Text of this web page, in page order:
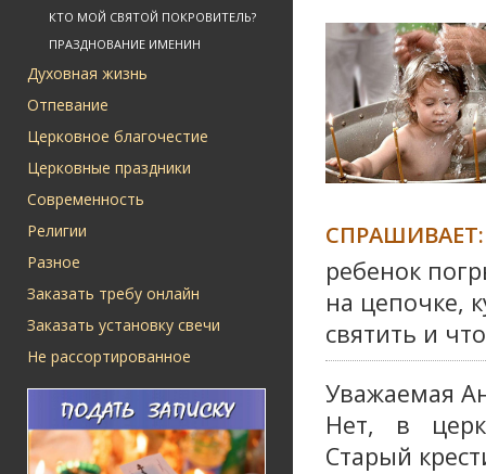
КТО МОЙ СВЯТОЙ ПОКРОВИТЕЛЬ?
ПРАЗДНОВАНИЕ ИМЕНИН
Духовная жизнь
Отпевание
Церковное благочестие
Церковные праздники
Современность
Религии
Разное
Заказать требу онлайн
Заказать установку свечи
Не рассортированное
СПРАШИВАЕТ:
ребенок
на цепочке,
святить и
Уважаемая
Нет, в
Старый